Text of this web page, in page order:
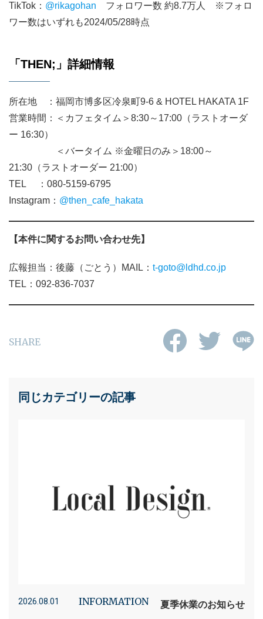
TikTok： @rikagohan フォロワー数 約8.7万人 ※フォロ
ワー数はいずれも2024/05/28時点
「THEN;」詳細情報
所在地 ：福岡市博多区冷泉町9-6 & HOTEL HAKATA 1F
営業時間：＜カフェタイム＞8:30～17:00（ラストオーダ
ー 16:30）
＜バータイム ※金曜日のみ＞18:00～
21:30（ラストオーダー 21:00）
TEL ：080-5159-6795
Instagram： @then_cafe_hakata
【本件に関するお問い合わせ先】
広報担当：後藤（ごとう）MAIL： t-goto@ldhd.co.jp
TEL：092-836-7037
SHARE
同じカテゴリーの記事
2026.08.01 INFORMATION 夏季休業のお知らせ